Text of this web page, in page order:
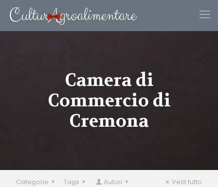
Camera di
Commercio di
Cremona
Categorie Tags Autori Vedi tutto